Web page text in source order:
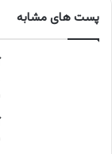
پست های مشابه